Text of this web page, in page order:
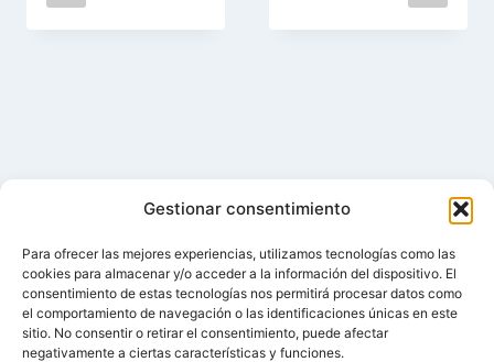
Gestionar consentimiento
Para ofrecer las mejores experiencias, utilizamos tecnologías como las
cookies para almacenar y/o acceder a la información del dispositivo. El
consentimiento de estas tecnologías nos permitirá procesar datos como
el comportamiento de navegación o las identificaciones únicas en este
sitio. No consentir o retirar el consentimiento, puede afectar
negativamente a ciertas características y funciones.